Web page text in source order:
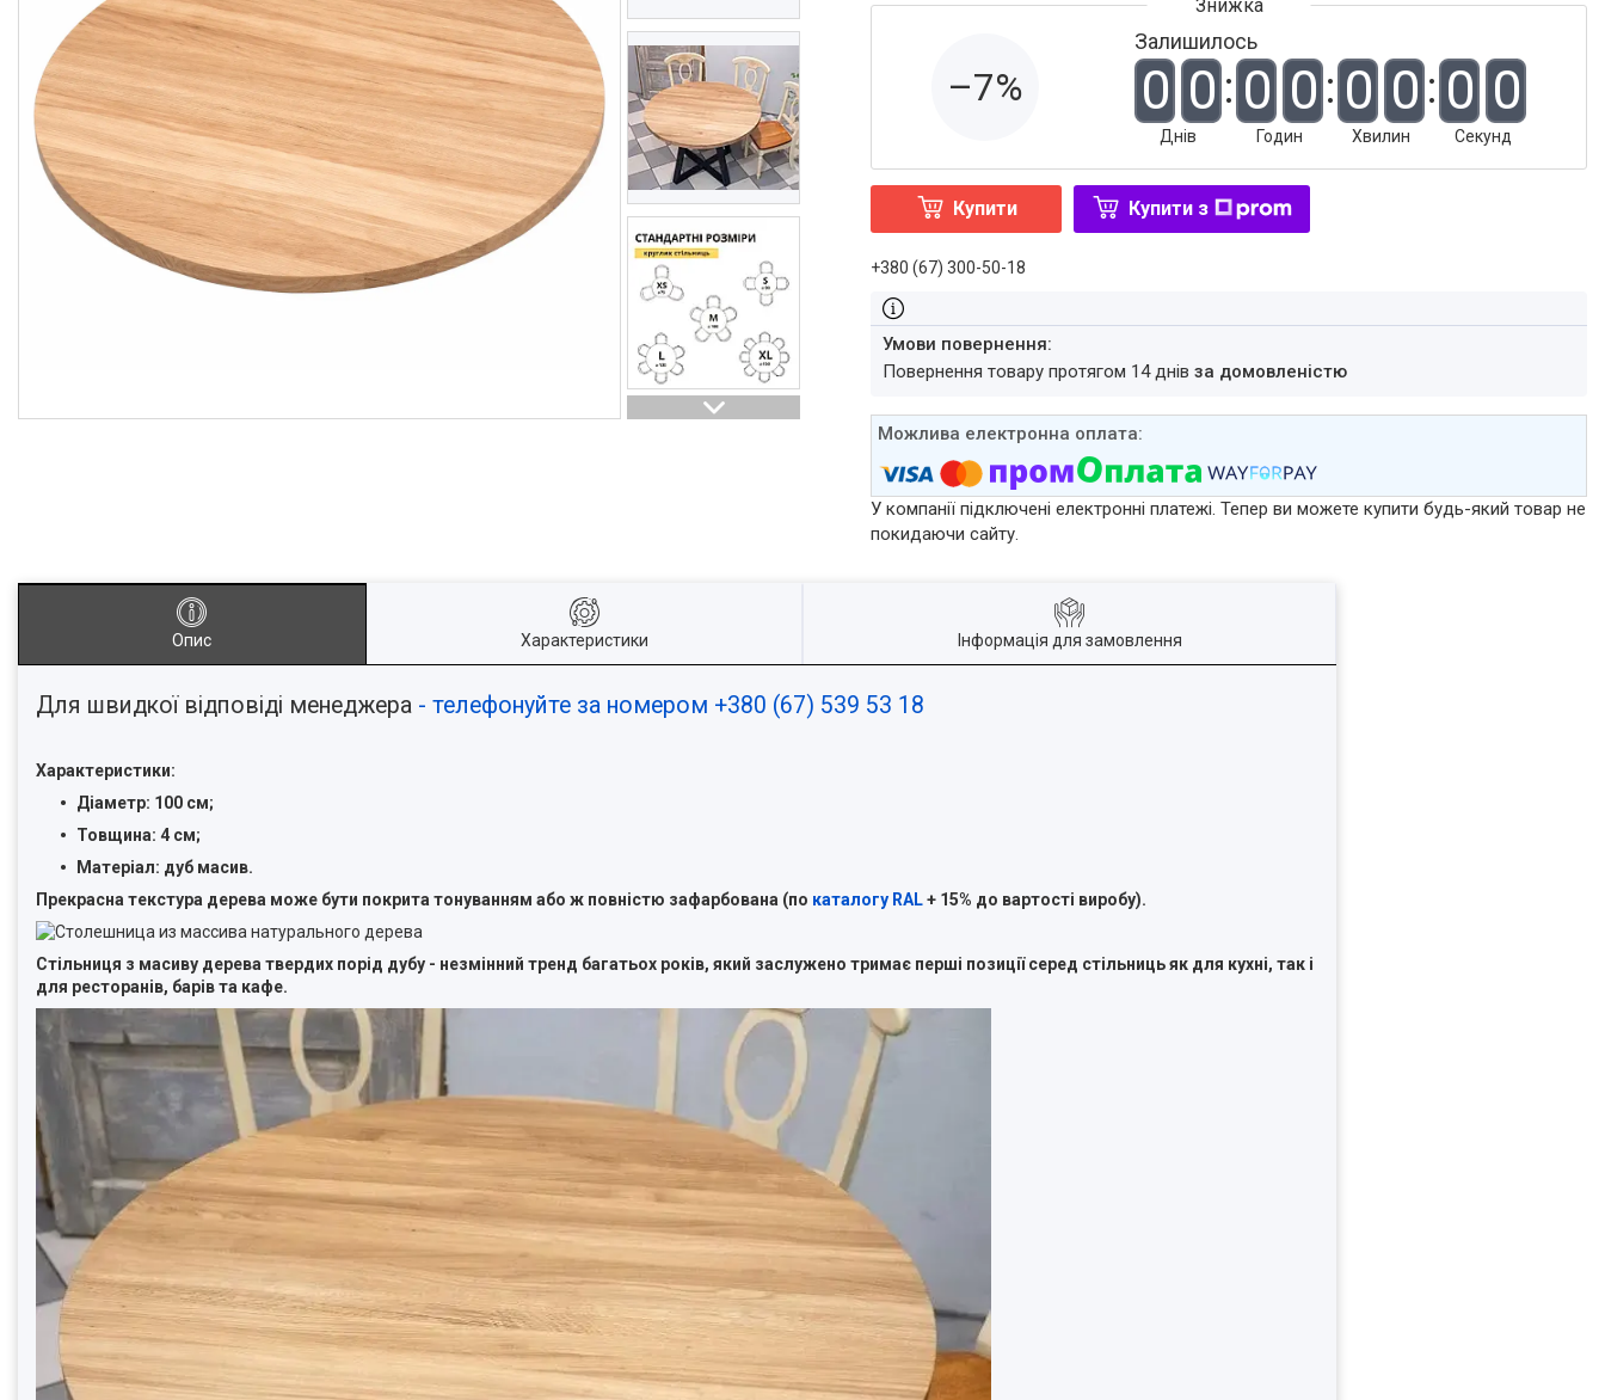
–7%
Залишилось
0 0
Днів
0 0
Годин
0 0
Хвилин
0 0
Секунд
Купити Купити з
+380 (67) 300-50-18
повернення товару протягом 14 днівза домовленістю
У компанії підключені електронні платежі. Тепер ви можете купити будь-який товар не
покидаючи сайту.
Опис Характеристики Інформація для замовлення
Для швидкої відповіді менеджера - телефонуйте за номером +380 (67) 539 53 18
Характеристики:
Діаметр: 100 см;
Товщина: 4 см;
Матеріал: дуб масив.
Прекрасна текстура дерева може бути покрита тонуванням або ж повністю зафарбована (по каталогу RAL+ 15% до вартості виробу).
Стільниця з масиву дерева твердих порід дубу - незмінний тренд багатьох років, який заслужено тримає перші позиції серед стільниць як для кухні, так і
для ресторанів, барів та кафе.